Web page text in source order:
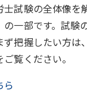
士試験の全体像を
一部です。試験
ず把握したい方は
ご覧ください。
ら